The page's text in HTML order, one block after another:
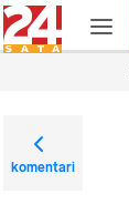
komentari